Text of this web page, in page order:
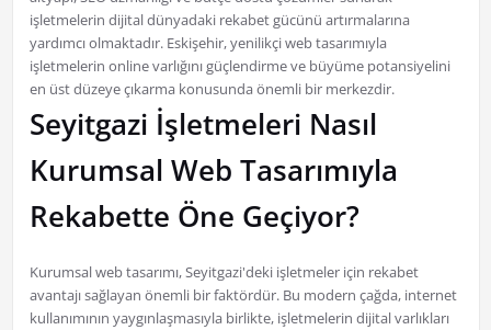
işletmelerin dijital dünyadaki rekabet gücünü artırmalarına
yardımcı olmaktadır. Eskişehir, yenilikçi web tasarımıyla
işletmelerin online varlığını güçlendirme ve büyüme potansiyelini
en üst düzeye çıkarma konusunda önemli bir merkezdir.
Seyitgazi İşletmeleri Nasıl
Kurumsal Web Tasarımıyla
Rekabette Öne Geçiyor?
Kurumsal web tasarımı, Seyitgazi'deki işletmeler için rekabet
avantajı sağlayan önemli bir faktördür. Bu modern çağda, internet
kullanımının yaygınlaşmasıyla birlikte, işletmelerin dijital varlıkları